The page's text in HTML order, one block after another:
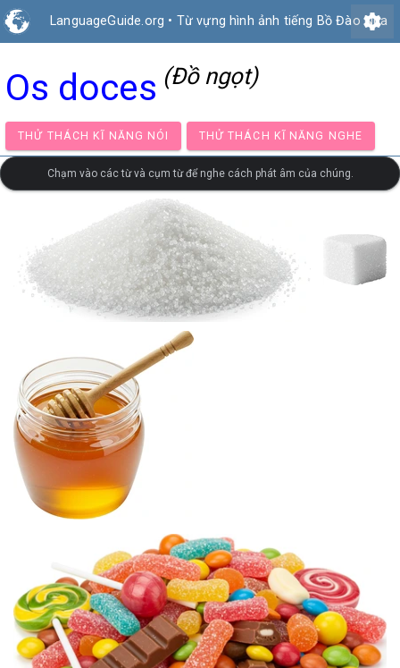
LanguageGuide.org • Từ vựng hình ảnh tiếng Bồ Đào Nha
settings
Os doces (Đồ ngọt)
THỬ THÁCH KĨ NĂNG NÓI THỬ THÁCH KĨ NĂNG
Chạm vào các từ và cụm từ để nghe cách phát âm của chúng.